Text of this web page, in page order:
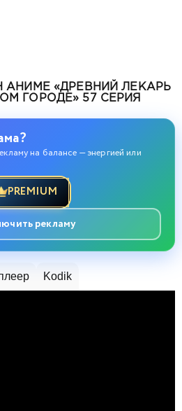
АНИМЕ «ДРЕВНИЙ ЛЕКАРЬ
ГОРОДЕ» 57 СЕРИЯ
на балансе — энергией или
PREMIUM
рекламу
Kodik